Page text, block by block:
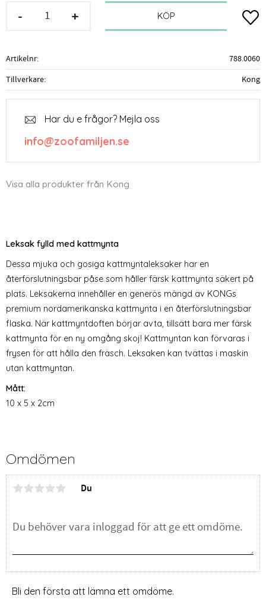
+
- KÖP
Artikelnr
788.0060
Tillverkare
Kong
Har du e frågor? Mejla oss
info@zoofamiljen.se
Visa alla produkter från Kong
Leksak fylld med kattmynta
Dessa mjuka och gosiga kattmyntaleksaker har en
återförslutningsbar påse som håller färsk kattmynta säkert på
plats. Leksakerna innehåller en generös mängd av KONGs
premium nordamerikanska kattmynta i en återförslutningsbar
flaska. När kattmyntdoften börjar avta, tillsätt bara mer färsk
kattmynta för en ny omgång skoj! Kattmyntan kan förvaras i
frysen för att hålla den fräsch. Leksaken kan tvättas i maskin
utan kattmyntan.
Mått:
10 x 5 x 2cm
Omdömen
Du
Bli den första att lämna ett omdöme.